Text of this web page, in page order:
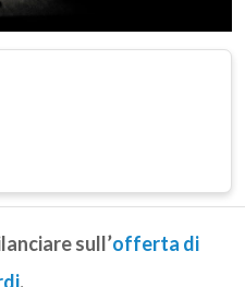
sull’offerta di
.